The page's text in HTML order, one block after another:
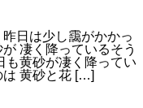
日は少し靄がかかっ
凄く降っているそう
も黄砂が凄く降ってい
は 黄砂と花 […]